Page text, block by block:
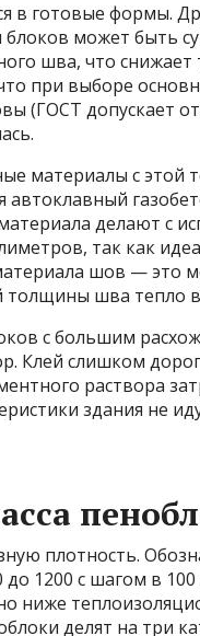
в готовые формы.
может быть
шва, что
при выборе
(ГОСТ допускает
материалы с этой
автоклавный
делают с
так как
шов — это
толщины шва тепло
с большим
Клей слишком
раствора
здания не
плотность.
до 1200 с шагом в
ниже
делят на три